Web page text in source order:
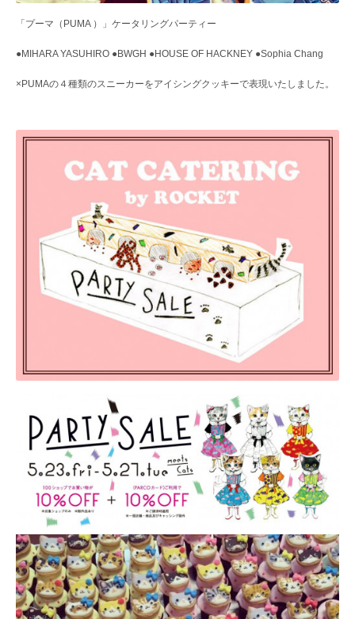
「プーマ（PUMA ）」ケータリングパーティー
●MIHARA YASUHIRO ●BWGH ●HOUSE OF HACKNEY ●Sophia Chang
×PUMAの４種類のスニーカーをアイシングクッキーで表現いたしました。